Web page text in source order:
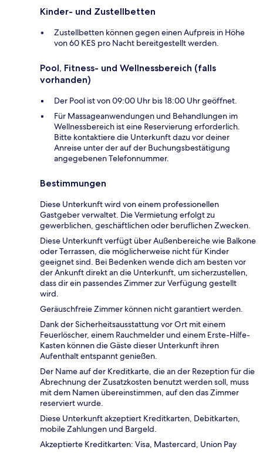
Kinder- und Zustellbetten
Zustellbetten können gegen einen Aufpreis in Höhe
von 60 KES pro Nacht bereitgestellt werden.
Pool, Fitness- und Wellnessbereich (falls
vorhanden)
Der Pool ist von 09:00 Uhr bis 18:00 Uhr geöffnet.
Für Massageanwendungen und Behandlungen im
Wellnessbereich ist eine Reservierung erforderlich.
Bitte kontaktiere die Unterkunft dazu vor deiner
Anreise unter der auf der Buchungsbestätigung
angegebenen Telefonnummer.
Bestimmungen
Diese Unterkunft wird von einem professionellen
Gastgeber verwaltet. Die Vermietung erfolgt zu
gewerblichen, geschäftlichen oder beruflichen Zwecken.
Diese Unterkunft verfügt über Außenbereiche wie Balkone
oder Terrassen, die möglicherweise nicht für Kinder
geeignet sind. Bei Bedenken wende dich am besten vor
der Ankunft direkt an die Unterkunft, um sicherzustellen,
dass dir ein passendes Zimmer zur Verfügung gestellt
wird.
Geräuschfreie Zimmer können nicht garantiert werden.
Dank der Sicherheitsausstattung vor Ort mit einem
Feuerlöscher, einem Rauchmelder und einem Erste-Hilfe-
Kasten können die Gäste dieser Unterkunft ihren
Aufenthalt entspannt genießen.
Der Name auf der Kreditkarte, die an der Rezeption für die
Abrechnung der Zusatzkosten benutzt werden soll, muss
mit dem Namen übereinstimmen, auf den das Zimmer
reserviert wurde.
Diese Unterkunft akzeptiert Kreditkarten, Debitkarten,
mobile Zahlungen und Bargeld.
Akzeptierte Kreditkarten: Visa, Mastercard, Union Pay